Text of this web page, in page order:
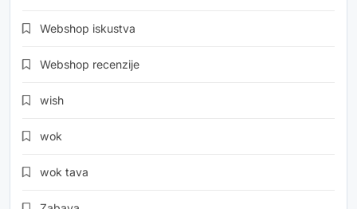
Webshop iskustva
Webshop recenzije
wish
wok
wok tava